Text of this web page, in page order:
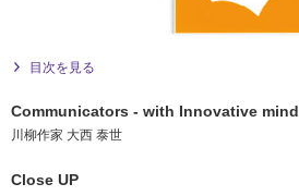
目次を見る
Communicators - with Innovative mind
川柳作家 大西 泰世
Close UP